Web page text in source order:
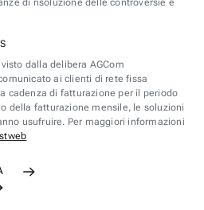
di risoluzione delle controversie è
dalla delibera AGCom
ai clienti di rete fissa
cadenza di fatturazione per il periodo
della fatturazione mensile, le soluzioni
usufruire. Per maggiori informazioni